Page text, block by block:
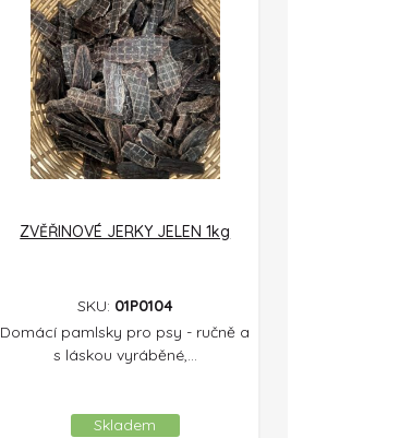
ZVĚŘINOVÉ JERKY JELEN 1kg
SKU: 01P0104
Domácí pamlsky pro psy - ručně a
s láskou vyráběné,...
Skladem